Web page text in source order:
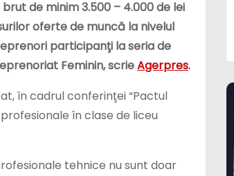
de minim 3.500 – 4.000 de lei
oferte de muncă la nivelul
participanţi la seria de
Feminin, scrieAgerpres.
în cadrul conferinţei “Pactul
în clase de liceu
tehnice nu sunt doar